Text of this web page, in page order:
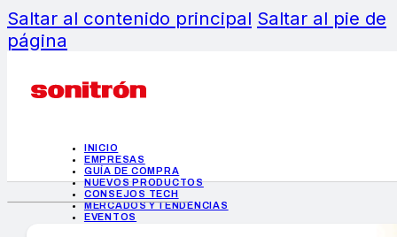
Saltar al contenido principal Saltar al pie de
página
INICIO
EMPRESAS
GUÍA DE COMPRA
NUEVOS PRODUCTOS
CONSEJOS TECH
MERCADOS Y TENDENCIAS
EVENTOS